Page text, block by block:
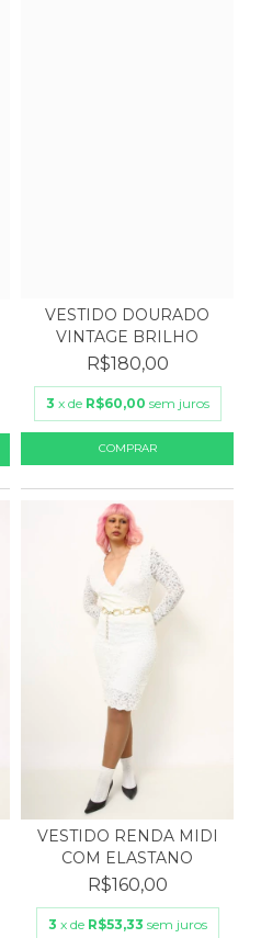
VESTIDO DOURADO
VINTAGE BRILHO
R$180,00
3 x de R$60,00 sem juros
VESTIDO RENDA MIDI
COM ELASTANO
R$160,00
3 x de R$53,33 sem juros